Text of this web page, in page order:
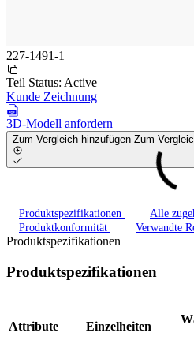
227-1491-1
Teil Status: Active
Kunde Zeichnung
3D-Modell anfordern
Zum Vergleich hinzufügen Zum
Produktspezifikationen
Alle
Produktkonformität
Verwandte
Produktspezifikationen
Produktspezifikationen
Attribute Einzelheiten